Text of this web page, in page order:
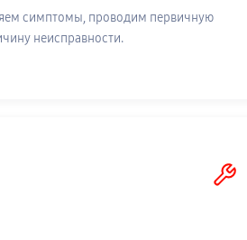
симптомы, проводим первичную
неисправности.